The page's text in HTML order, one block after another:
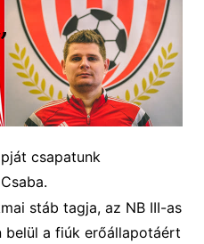
csapatunk
stáb tagja, az NB III-as
belül a fiúk erőállapotáért